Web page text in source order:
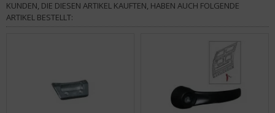
KUNDEN, DIE DIESEN ARTIKEL KAUFTEN, HABEN AUCH FOLGENDE
ARTIKEL BESTELLT: